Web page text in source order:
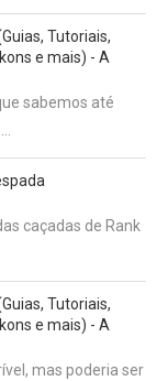
Tutoriais,
e mais) - A
sabemos até
caçadas de Rank
Tutoriais,
e mais) - A
mas poderia ser